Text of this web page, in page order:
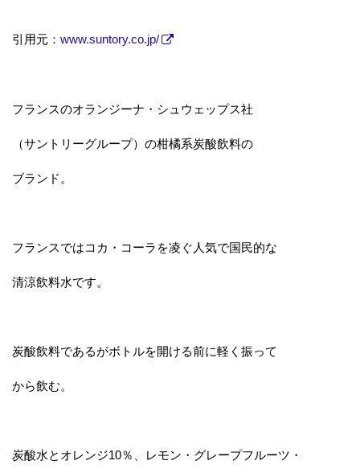
引用元： www.suntory.co.jp/
フランスのオランジーナ・シュウェップス社
（サントリーグループ）の柑橘系炭酸飲料の
ブランド。
フランスではコカ・コーラを凌ぐ人気で国民的な
清涼飲料水です。
炭酸飲料であるがボトルを開ける前に軽く振って
から飲む。
炭酸水とオレンジ10％、レモン・グレープフルーツ・